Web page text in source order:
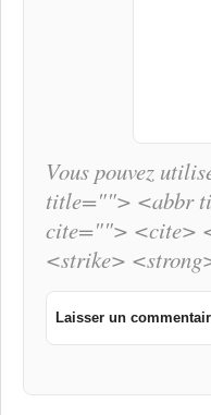
Vous pouvez
title=""> <abbr
cite=""> <cite>
<strike>